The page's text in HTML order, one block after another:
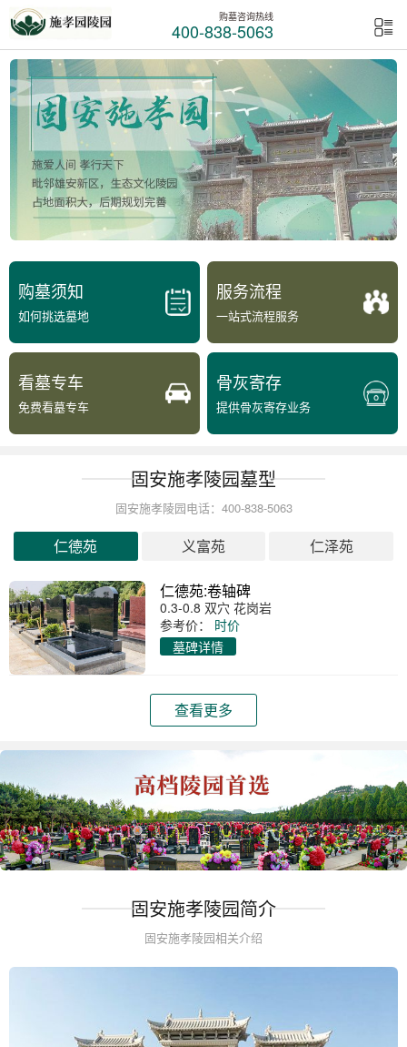
购墓咨询热线
400-838-5063
购墓须知
如何挑选墓地
服务流程
一站式流程服务
看墓专车
免费看墓专车
骨灰寄存
提供骨灰寄存业务
固安施孝陵园墓型
固安施孝陵园电话：400-838-5063
仁德苑 义富苑 仁泽苑
仁德苑:卷轴碑
0.3-0.8 双穴 花岗岩
参考价：
时价
墓碑详情
查看更多
固安施孝陵园简介
固安施孝陵园相关介绍